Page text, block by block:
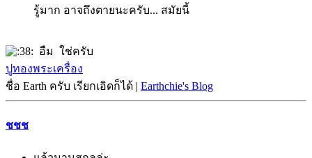
รู้มาก อาจถึงตายนะครับ... สมัยนี้
อืม ใช่ครับ
ปูทองพระเครื่อง
ชื่อ Earth ครับ เรียกเอิดก็ได้ | Earthchie's Blog
ชชช